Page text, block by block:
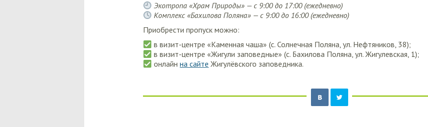
Экотропа «Храм Природы» — с 9:00 до 17:00 (ежедневно)
Комплекс «Бахилова Поляна» — с 9:00 до 16:00 (ежедневно)
Приобрести пропуск можно:
в визит-центре «Каменная чаша» (с. Солнечная Поляна, ул. Нефтяников, 38);
в визит-центре «Жигули заповедные» (с. Бахилова Поляна, ул. Жигулевская, 1);
онлайнна сайте Жигулёвского заповедника.